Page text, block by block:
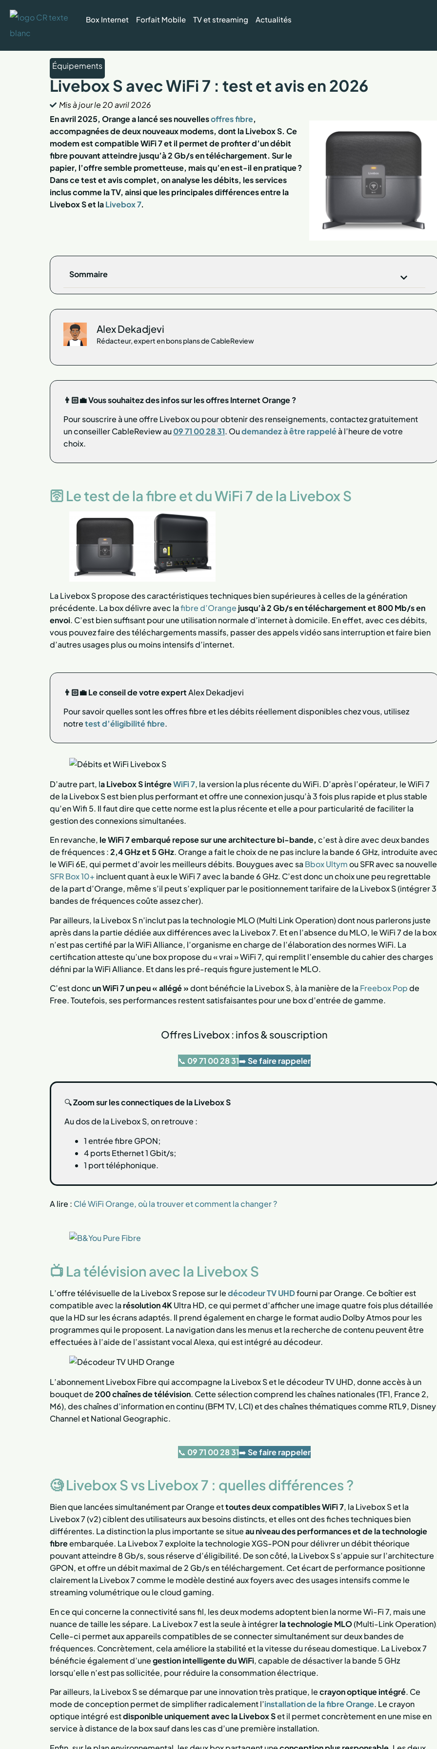
Box Internet Forfait Mobile TV et streaming Actualités
Équipements
Livebox S avec WiFi 7 : test et avis en 2026
Mis à jour le 20 avril 2026
En avril 2025, Orange a lancé ses nouvellesoffres fibre,
accompagnées de deux nouveaux modems, dont la Livebox S. Ce
modem est compatible WiFi 7 et il permet de profiter d’un débit
fibre pouvant atteindre jusqu’à 2 Gb/s en téléchargement. Sur le
papier, l’offre semble prometteuse, mais qu’en est-il en pratique ?
Dans ce test et avis complet, on analyse les débits, les services
inclus comme la TV, ainsi que les principales différences entre la
Livebox S et laLivebox 7.
Sommaire
Alex Dekadjevi
Rédacteur, expert en bons plans de CableReview
👨🏻‍💼 Vous souhaitez des infos sur les offres Internet Orange ?
Pour souscrire à une offre Livebox ou pour obtenir des renseignements, contactez gratuitement
un conseiller CableReview au09 71 00 28 31. Oudemandez à être rappeléà l’heure de votre
choix.
🛜 Le test de la fibre et du WiFi 7 de la Livebox S
La Livebox S propose des caractéristiques techniques bien supérieures à celles de la génération
précédente. La box délivre avec lafibre d’Orange jusqu’à 2 Gb/s en téléchargement et 800 Mb/s en
envoi. C’est bien suffisant pour une utilisation normale d’internet à domicile. En effet, avec ces débits,
vous pouvez faire des téléchargements massifs, passer des appels vidéo sans interruption et faire bien
d’autres usages plus ou moins intensifs d’internet.
👨🏻‍💼 Le conseil de votre expertAlex Dekadjevi
Pour savoir quelles sont les offres fibre et les débits réellement disponibles chez vous, utilisez
notretest d’éligibilité fibre.
D’autre part, la Livebox S intégreWiFi 7, la version la plus récente du WiFi. D’après l’opérateur, le WiFi 7
de la Livebox S est bien plus performant et offre une connexion jusqu’à 3 fois plus rapide et plus stable
qu’en Wifi 5. Il faut dire que cette norme est la plus récente et elle a pour particularité de faciliter la
gestion des connexions simultanées.
En revanche, le WiFi 7 embarqué repose sur une architecture bi-bande, c’est à dire avec deux bandes
de fréquences :2,4 GHz et 5 GHz. Orange a fait le choix de ne pas inclure la bande 6 GHz, introduite
le WiFi 6E, qui permet d’avoir les meilleurs débits. Bouygues avec sa Bbox Ultymou SFR avec sa nouvelle
SFR Box 10+ incluent quant à eux le WiFi 7 avec la bande 6 GHz. C’est donc un choix une peu regrettable
de la part d’Orange, même s’il peut s’expliquer par le positionnement tarifaire de la Livebox S (intégrer 3
bandes de fréquences coûte assez cher).
Par ailleurs, la Livebox S n’inclut pas la technologie MLO(Multi Link Operation) dont nous parlerons juste
après dans la partie dédiée aux différences avec la Livebox 7. Et en l’absence du MLO, le WiFi 7 de la box
n’est pas certifié par la WiFi Alliance, l’organisme en charge de l’élaboration des normes WiFi. La
certification atteste qu’une box propose du « vrai » WiFi 7, qui remplit l’ensemble du cahier des charges
défini par la WiFi Alliance. Et dans les pré-requis figure justement le MLO.
C’est doncun WiFi 7 un peu « allégé »dont bénéficie la Livebox S, à la manière de la Freebox Popde
Free. Toutefois, ses performances restent satisfaisantes pour une box d’entrée de gamme.
Offres Livebox : infos & souscription
📞 09 71 00 28 31➡️Se faire rappeler
🔍Zoom sur les connectiques de la Livebox S
Au dos de la Livebox S, on retrouve :
1 entrée fibre GPON;
4 ports Ethernet 1 Gbit/s;
1 port téléphonique.
A lire : Clé WiFi Orange, où la trouver et comment la changer ?
📺 La télévision avec la Livebox S
L’offre télévisuelle de la Livebox S repose sur ledécodeur TV UHDfourni par Orange. Ce boîtier est
compatible avec la résolution 4KUltra HD, ce qui permet d’afficher une image quatre fois plus détaillée
que la HD sur les écrans adaptés. Il prend également en charge le format audio Dolby Atmos pour les
programmes qui le proposent. La navigation dans les menus et la recherche de contenu peuvent être
effectuées à l’aide de l’assistant vocal Alexa, qui est intégré au décodeur.
L’abonnement Livebox Fibre qui accompagne la Livebox S et le décodeur TV UHD, donne accès à un
bouquet de200 chaînes de télévision. Cette sélection comprend les chaînes nationales (TF1, France 2,
M6), des chaînes d’information en continu (BFM TV, LCI) et des chaînes thématiques comme RTL9, Disney
Channel et National Geographic.
📞 09 71 00 28 31➡️Se faire rappeler
🧐 Livebox S vs Livebox 7 : quelles différences ?
Bien que lancées simultanément par Orange ettoutes deux compatibles WiFi 7, la Livebox S et la
Livebox 7 (v2) ciblent des utilisateurs aux besoins distincts, et elles ont des fiches techniques bien
différentes. La distinction la plus importante se situeau niveau des performances et de la technologie
fibreembarquée. La Livebox 7 exploite la technologie XGS-PON pour délivrer un débit théorique
pouvant atteindre 8 Gb/s, sous réserve d’éligibilité. De son côté, la Livebox S s’appuie sur l’architecture
GPON, et offre un débit maximal de 2 Gb/s en téléchargement. Cet écart de performance positionne
clairement la Livebox 7 comme le modèle destiné aux foyers avec des usages intensifs comme le
streaming volumétrique ou le cloud gaming.
En ce qui concerne la connectivité sans fil, les deux modems adoptent bien la norme Wi-Fi 7, mais une
nuance de taille les sépare. La Livebox 7 est la seule à intégrerla technologie MLO(Multi-Link
Celle-ci permet aux appareils compatibles de se connecter simultanément sur deux bandes de
fréquences. Concrètement, cela améliore la stabilité et la vitesse du réseau domestique. La Livebox 7
bénéficie également d’unegestion intelligente du WiFi, capable de désactiver la bande 5 GHz
lorsqu’elle n’est pas sollicitée, pour réduire la consommation électrique.
Par ailleurs, la Livebox S se démarque par une innovation très pratique, lecrayon optique intégré. Ce
mode de conception permet de simplifier radicalement l’installation de la fibre Orange. Le crayon
optique intégré estdisponible uniquement avec la Livebox Set il permet concrètement en une mise en
service à distance de la box sauf dans les cas d’une première installation.